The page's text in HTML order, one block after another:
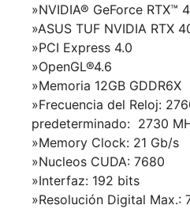
»NVIDIA® GeForce RTX™
»ASUS TUF NVIDIA RTX
»PCI Express 4.0
»OpenGL®4.6
»Memoria 12GB GDDR6X
»Frecuencia del Reloj:
predeterminado: 2730
»Memory Clock: 21 Gb/s
»Nucleos CUDA: 7680
»Interfaz: 192 bits
»Resolución Digital Max.: